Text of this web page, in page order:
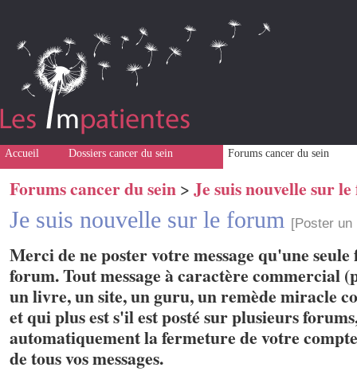
Accueil Dossiers cancer du sein Forums cancer du sein
Forums cancer du sein > Je suis nouvelle sur
Je suis nouvelle sur le forum [Poster un
Merci de ne poster votre message qu'une seule
forum. Tout message à caractère commercial
un livre, un site, un guru, un remède miracle
et qui plus est s'il est posté sur plusieurs
automatiquement la fermeture de votre
de tous vos messages.